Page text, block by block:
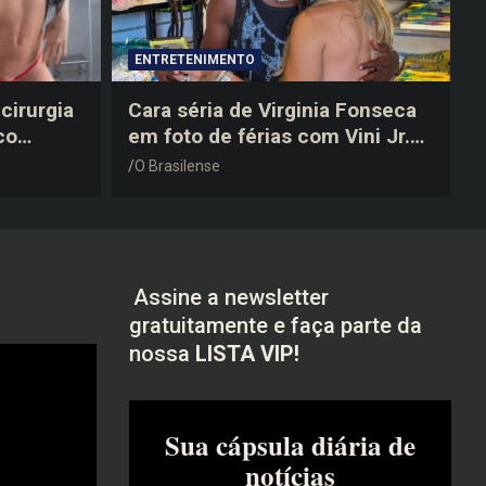
a
ENTRETENIMENTO
Cara séria de Virginia Fonseca
em foto de férias com Vini Jr.
vira piada na web: “Não
O Brasilense
Assine a newsletter
gratuitamente e faça parte da
nossa LISTA VIP!
Sua cápsula diária de
notícias